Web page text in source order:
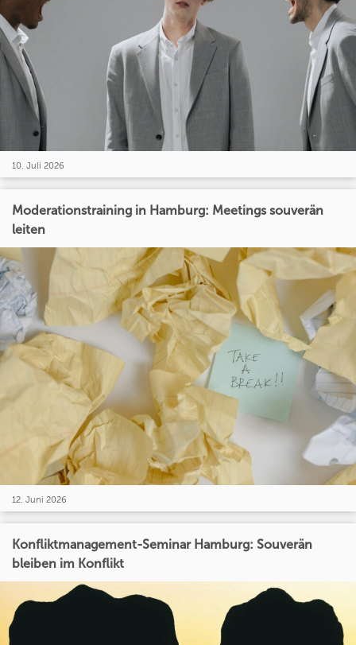
10. Juli 2026
Moderationstraining in Hamburg: Meetings souverän
leiten
12. Juni 2026
Konfliktmanagement-Seminar Hamburg: Souverän
bleiben im Konflikt